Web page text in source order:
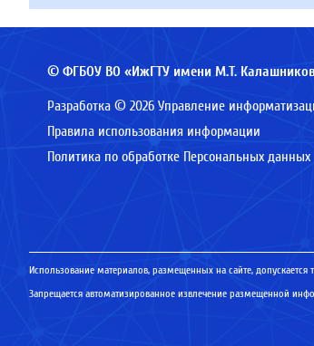
© ФГБОУ ВО «ИжГТУ имени М.Т.
Разработка © 2026 Управление
Правила использования информации
Политика по обработке Персональных данных
Использование материалов, размещенных на сайте,
Запрещается автоматизированное извлечение размещенной